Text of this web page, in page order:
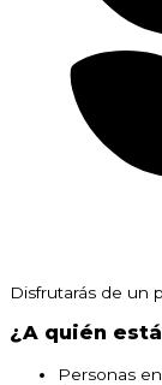
Disfrutarás de un
¿A quién
Personas